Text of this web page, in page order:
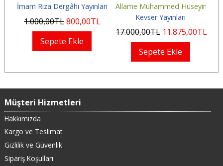
İmam Rıza Dergâhı Yayınları
1.000,00TL800,00TL
Sepete Ekle
Allame Muhammed Hüseyin
Kevser Yayınları
17.000,00TL 11.875,00TL
Sepete Ekle
Müşteri Hizmetleri
Hakkımızda
Kargo ve Teslimat
Gizlilik ve Güvenlik
Sipariş Koşulları